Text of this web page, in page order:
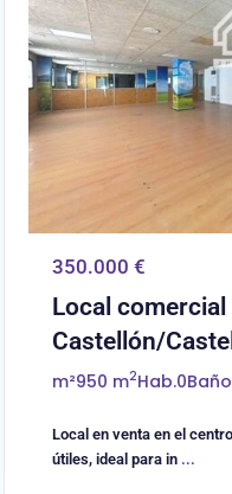
350.000 €
Local comercial
Castellón/
m²950 m2Hab.0
Local en venta en el
útiles, ideal para in ...